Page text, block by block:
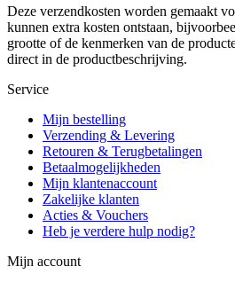
Deze verzendkosten worden gemaakt
kunnen extra kosten ontstaan,
grootte of de kenmerken van de
direct in de productbeschrijving.
Service
Mijn bestelling
Verzending & Levering
Retouren & Terugbetalingen
Betaalmogelijkheden
Mijn klantenaccount
Zakelijke klanten
Acties & Vouchers
Heb je verdere hulp nodig?
Mijn account